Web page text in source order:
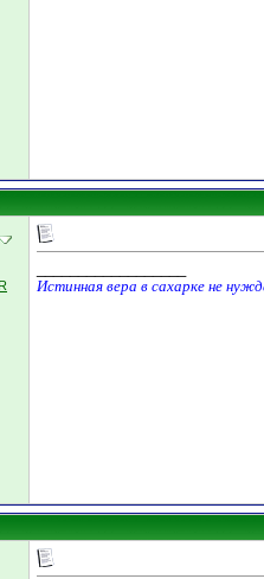
Истинная вера в сахарке не